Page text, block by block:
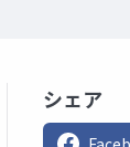
シェア